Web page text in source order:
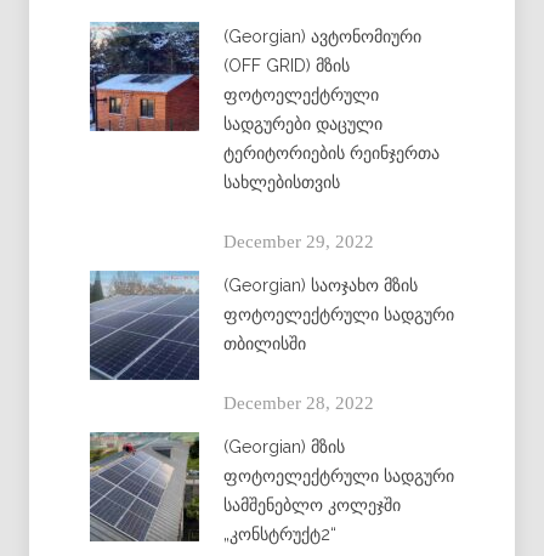
(Georgian) ავტონომიური
(OFF GRID) მზის
ფოტოელექტრული
სადგურები დაცული
ტერიტორიების რეინჯერთა
სახლებისთვის
December 29, 2022
(Georgian) საოჯახო მზის
ფოტოელექტრული სადგური
თბილისში
December 28, 2022
(Georgian) მზის
ფოტოელექტრული სადგური
სამშენებლო კოლეჯში
„კონსტრუქტ2“